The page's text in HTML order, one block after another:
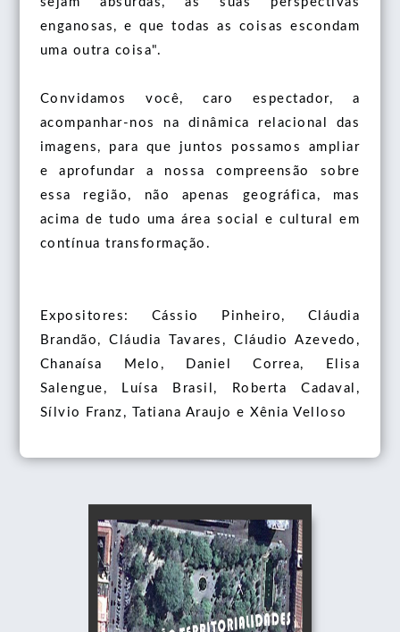
PPGAVI CONVIDA 07
PPGAVI CONVIDA 09
PPGAVI CONVIDA 11
enganosas, e que todas as coisas escondam
uma outra coisa".
Convidamos você, caro espectador, a
acompanhar-nos na dinâmica relacional das
imagens, para que juntos possamos ampliar
e aprofundar a nossa compreensão sobre
essa região, não apenas geográfica, mas
acima de tudo uma área social e cultural em
contínua transformação.
Expositores: Cássio Pinheiro, Cláudia
Brandão, Cláudia Tavares, Cláudio Azevedo,
Chanaísa Melo, Daniel Correa, Elisa
Salengue, Luísa Brasil, Roberta Cadaval,
Sílvio Franz, Tatiana Araujo e Xênia Velloso
TERRITORIALIDADES
- COLETIVA
FOTOGRáFICA